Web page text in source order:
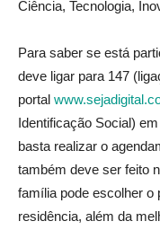
Ciência, Tecnologia,
Para saber se está
deve ligar para 147
portal
Identificação Social)
basta realizar o
também deve ser feito
família pode escolher o
residência, além da